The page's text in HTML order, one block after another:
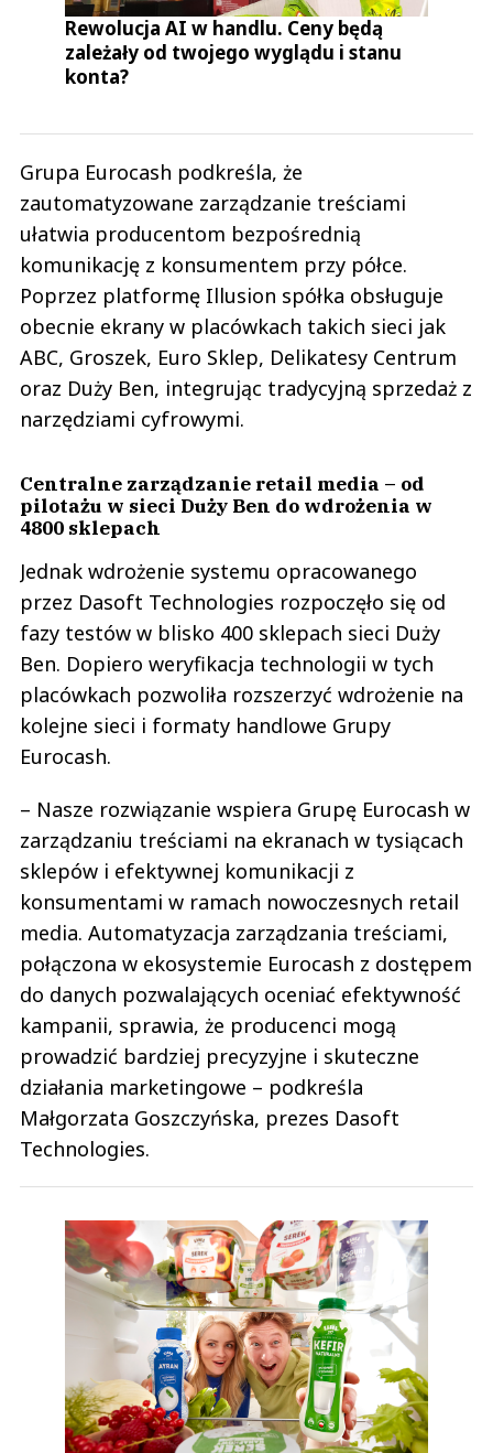
Rewolucja AI w handlu. Ceny będą
zależały od twojego wyglądu i stanu
konta?
Grupa Eurocash podkreśla, że
zautomatyzowane zarządzanie treściami
ułatwia producentom bezpośrednią
komunikację z konsumentem przy półce.
Poprzez platformę Illusion spółka obsługuje
obecnie ekrany w placówkach takich sieci jak
ABC, Groszek, Euro Sklep, Delikatesy Centrum
oraz Duży Ben, integrując tradycyjną sprzedaż z
narzędziami cyfrowymi.
Centralne zarządzanie retail media – od
pilotażu w sieci Duży Ben do wdrożenia w
4800 sklepach
Jednak wdrożenie systemu opracowanego
przez Dasoft Technologies rozpoczęło się od
fazy testów w blisko 400 sklepach sieci Duży
Ben. Dopiero weryfikacja technologii w tych
placówkach pozwoliła rozszerzyć wdrożenie na
kolejne sieci i formaty handlowe Grupy
Eurocash.
– Nasze rozwiązanie wspiera Grupę Eurocash w
zarządzaniu treściami na ekranach w tysiącach
sklepów i efektywnej komunikacji z
konsumentami w ramach nowoczesnych retail
media. Automatyzacja zarządzania treściami,
połączona w ekosystemie Eurocash z dostępem
do danych pozwalających oceniać efektywność
kampanii, sprawia, że producenci mogą
prowadzić bardziej precyzyjne i skuteczne
działania marketingowe – podkreśla
Małgorzata Goszczyńska, prezes Dasoft
Technologies.